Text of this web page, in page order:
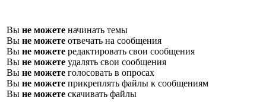
Вы не можете начинать темы
Вы не можете отвечать на сообщения
Вы не можете редактировать свои сообщения
Вы не можете удалять свои сообщения
Вы не можете голосовать в опросах
Вы не можете прикреплять файлы к сообщениям
Вы не можете скачивать файлы